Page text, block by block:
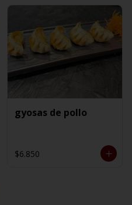
gyosas de pollo
$6.850